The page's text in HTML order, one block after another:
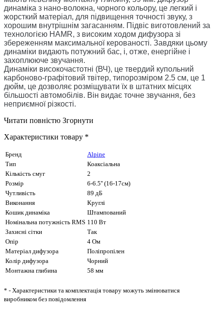
динаміка з нано-волокна, чорного кольору, це легкий і
жорсткий матеріал, для підвищення точності звуку, з
хорошим внутрішнім загасанням. Підвіс виготовлений за
технологією HAMR, з високим ходом дифузора зі
збереженням максимальної керованості. Завдяки цьому
динаміки видають потужний бас, і, отже, енергійне і
захоплююче звучання.
Динаміки високочастотні (ВЧ), це твердий купольний
карбоново-графітовий твітер, типорозміром 2.5 см, це 1
дюйм, це дозволяє розміщувати їх в штатних місцях
більшості автомобілів. Він видає точне звучання, без
неприємної різкості.
Читати повністю Згорнути
Характеристики товару *
Бренд
Alpine
Тип
Коаксіальна
Кількість смуг
2
Розмір
6-6.5'' (16-17см)
Чутливість
89 дБ
Виконання
Круглі
Кошик динаміка
Штампований
Номінальна потужність RMS 110 Вт
Захисні сітки
Так
Опір
4 Ом
Матеріал дифузора
Поліпропілен
Колір дифузора
Чорний
Монтажна глибина
58 мм
* - Характеристики та комплектація товару можуть змінюватися
виробником без повідомлення